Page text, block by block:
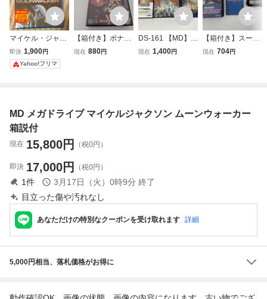
マイケル・ジャク
ソン ムーンウォー
カー Blu-ray
即決 1,900円
Yahoo!フリマ
【箱付き】ボナン
ザブラザーズ メガ
現在 880円
DS-161 【MD】メ
ガドライブ ソフト
現在 1,400円
【箱付き】スーパ
ーハングオン メガ
現在 704円
MD メガドライブ マイケルジャクソン ムーンウォーカー
箱説付
現在 15,800円 （税0円）
即決 17,000円 （税0円）
1件 3月17日（火）0時9分 終了
目立った傷や汚れなし
あなただけの特別なクーポンを受け取れます 詳細
5,000円相当、落札価格がお得に